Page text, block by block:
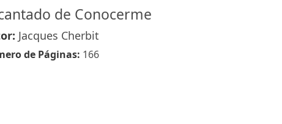
de Conocerme
Jacques Cherbit
de Páginas: 166